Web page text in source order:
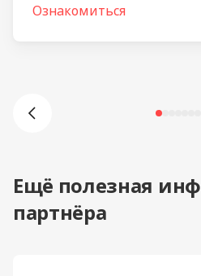
Ознакомиться
Ещё полезная
партнёра